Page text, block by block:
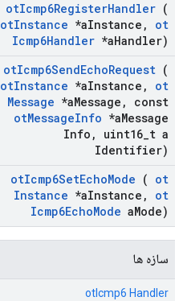
otIcmp6RegisterHandler (
otInstance *aInstance ,
ot
Icmp6Handler *aHandler)
otIcmp6SendEchoRequest (
otInstance *aInstance ,
ot
Message *aMessage ,
const
otMessageInfo *aMessage
Info , uint16 t a
Identifier)
otIcmp6SetEchoMode ( ot
Instance *aInstance ,
ot
Icmp6EchoMode aMode)
سازه ها
otIcmp6 Handler